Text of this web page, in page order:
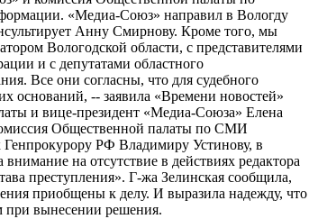
«Медиа-Союз» направил в Вологду
Анну Смирнову. Кроме того, мы
Вологодской области, с представителями
и с депутатами областного
Все они согласны, что для судебного
оснований, -- заявила «Времени новостей»
и вице-президент «Медиа-Союза» Елена
Общественной палаты по СМИ
Генпрокурору РФ Владимиру Устинову, в
на отсутствие в действиях редактора
преступления». Г-жа Зелинская сообщила,
приобщены к делу. И выразила надежду, что
при вынесении решения.